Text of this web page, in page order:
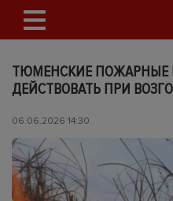
ТЮМЕНСКИЕ ПОЖАРНЫЕ
ДЕЙСТВОВАТЬ ПРИ
06.06.2026 14:30